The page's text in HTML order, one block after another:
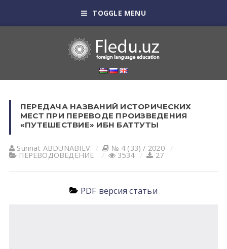
TOGGLE MENU
ПЕРЕДАЧА НАЗВАНИЙ ИСТОРИЧЕСКИХ
МЕСТ ПРИ ПЕРЕВОДЕ ПРОИЗВЕДЕНИЯ
«ПУТЕШЕСТВИЕ» ИБН БАТTУТЫ
Sunnat АBDUNАBIEV № 4 (33) / 2020
ПЕРЕВОДОВЕДЕНИЕ 3534 27
PDF версия статьи